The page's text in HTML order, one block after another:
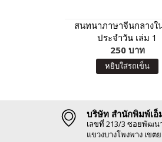
สนทนาภาษาจีนกลางใ
ประจำวัน เล่ม 1
250 บาท
หยิบใส่รถเข็น
บริษัท สำนักพิมพ์เอ็
เลขที่ 213/3 ซอยพัฒน
แขวงบางโพงพาง เขต